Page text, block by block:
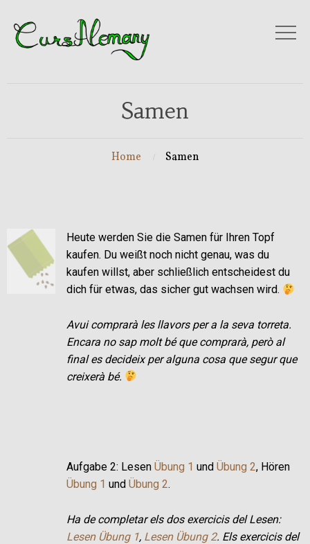
Samen
Home Samen
Heute werden Sie die Samen für Ihren Topf
kaufen. Du weißt noch nicht genau, was du
kaufen willst, aber schließlich entscheidest du
dich für etwas, das sicher gut wachsen wird.
Avui comprarà les llavors per a la seva torreta.
Encara no sap molt bé que comprarà, però al
final es decideix per alguna cosa que segur que
creixerà bé.
Aufgabe 2: Lesen Übung 1 und Übung 2, Hören
Übung 1 und Übung 2.
Ha de completar els dos exercicis del Lesen:
Lesen Übung 1, Lesen Übung 2. Els exercicis del